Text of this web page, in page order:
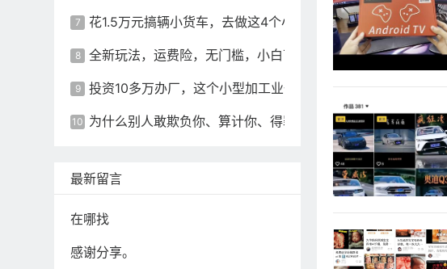
花1.5万元搞辆小货车，去做这4个小生意，一天利润近千元，
全新玩法，运费险，无门槛，小白可轻松上手，日入90-200+
投资10多万办厂，这个小型加工业一天能挣1000多，上午加工
为什么别人敢欺负你、算计你、得罪你？只需要从自身找原因
最新留言
在哪找
感谢分享。